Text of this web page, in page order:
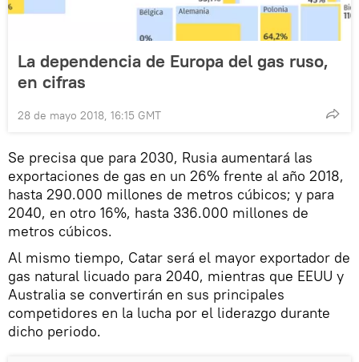
La dependencia de Europa del gas ruso,
en cifras
28 de mayo 2018, 16:15 GMT
Se precisa que para 2030, Rusia aumentará las
exportaciones de gas en un 26% frente al año 2018,
hasta 290.000 millones de metros cúbicos; y para
2040, en otro 16%, hasta 336.000 millones de
metros cúbicos.
Al mismo tiempo, Catar será el mayor exportador de
gas natural licuado para 2040, mientras que EEUU y
Australia se convertirán en sus principales
competidores en la lucha por el liderazgo durante
dicho periodo.